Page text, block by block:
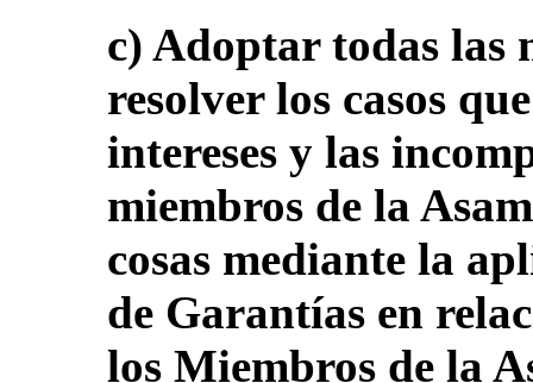
c) Adoptar todas las
resolver los casos
intereses y las
miembros de la
cosas mediante la
de Garantías en
los Miembros de la